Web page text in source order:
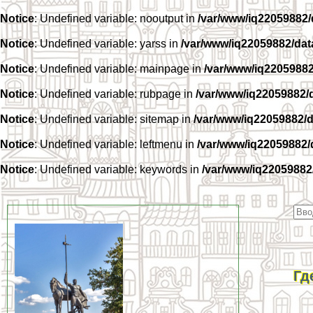
Notice: Undefined variable: nooutput in /var/www/
Notice: Undefined variable: yarss in /var/www/iq22059882/
Notice: Undefined variable: mainpage in/var/www/
Notice: Undefined variable: rubpage in /var/www/
Notice: Undefined variable: sitemap in/var/www/
Notice: Undefined variable: leftmenu in /var/www/
Notice: Undefined variable: keywords in /var/www/